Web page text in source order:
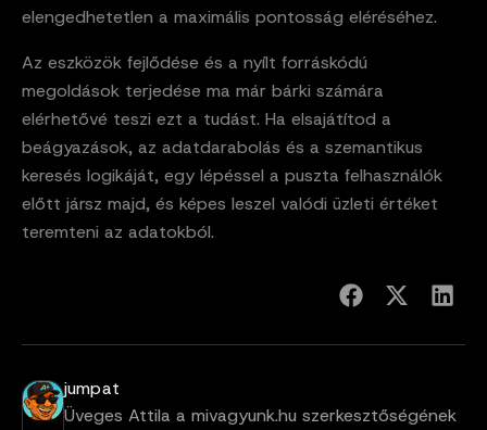
elengedhetetlen a maximális pontosság eléréséhez.
Az eszközök fejlődése és a nyílt forráskódú
megoldások terjedése ma már bárki számára
elérhetővé teszi ezt a tudást. Ha elsajátítod a
beágyazások, az adatdarabolás és a szemantikus
keresés logikáját, egy lépéssel a puszta felhasználók
előtt jársz majd, és képes leszel valódi üzleti értéket
teremteni az adatokból.
jumpat
Üveges Attila a mivagyunk.hu szerkesztőségének